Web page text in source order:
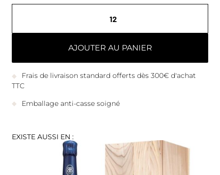
AJOUTER AU PANIER
Frais de livraison standard offerts dès 300€ d'achat
TTC
Emballage anti-casse soigné
EXISTE AUSSI EN :